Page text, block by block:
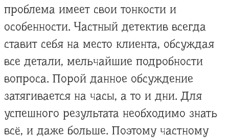
проблема имеет свои тонкости и
особенности. Частный детектив всегда
ставит себя на место клиента, обсуждая
все детали, мельчайшие подробности
вопроса. Порой данное обсуждение
затягивается на часы, а то и дни. Для
успешного результата необходимо знать
всё, и даже больше. Поэтому частному